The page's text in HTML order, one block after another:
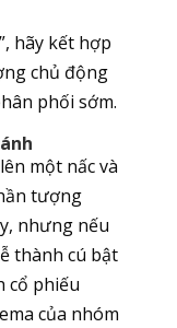
hãy kết hợp
chủ động
phối sớm.
một nấc và
tượng
nhưng nếu
thành cú bật
cổ phiếu
của nhóm